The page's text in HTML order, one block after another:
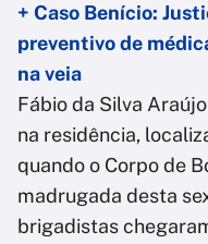
+ Caso Benício:
preventivo de
na veia
Fábio da Silva
na residência,
quando o Corpo de
madrugada desta
brigadistas